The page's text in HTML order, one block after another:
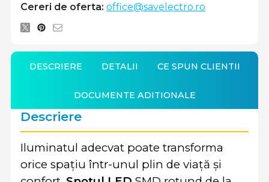
Cereri de oferta: office@savelectro.ro
DESCRIERE DETALII CE SPUN CLIENTII
DOCUMENTE ADITIONALE
Descriere
Iluminatul adecvat poate transforma
orice spațiu într-unul plin de viață și